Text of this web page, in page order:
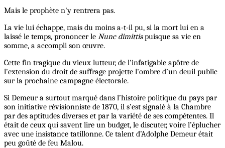
Mais le prophète n'y rentrera pas.
La vie lui échappe, mais du moins a-t-il pu, si la mort lui en a
laissé le temps, prononcer le Nunc dimittispuisque sa vie en
somme, a accompli son œuvre.
Cette fin tragique du vieux lutteur, de l'infatigable apôtre de
l'extension du droit de suffrage projette l'ombre d’un deuil public
sur la prochaine campagne électorale.
Si Demeur a surtout marqué dans l’histoire politique du pays par
son initiative révisionniste de 1870, il s’est signalé à la Chambre
par des aptitudes diverses et par la variété de ses compétentes. Il
était de ceux qui savent lire un budget, le discuter, voire l’éplucher
avec une insistance tatillonne. Ce talent d’Adolphe Demeur était
peu goûté de feu Malou.